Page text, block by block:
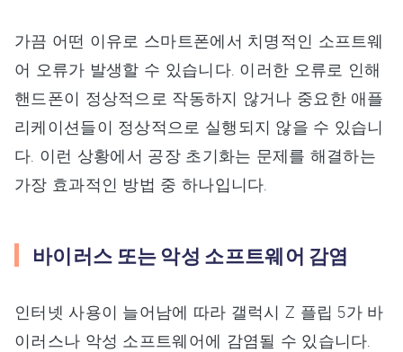
가끔 어떤 이유로 스마트폰에서 치명적인 소프트웨
어 오류가 발생할 수 있습니다. 이러한 오류로 인해
핸드폰이 정상적으로 작동하지 않거나 중요한 애플
리케이션들이 정상적으로 실행되지 않을 수 있습니
다. 이런 상황에서 공장 초기화는 문제를 해결하는
가장 효과적인 방법 중 하나입니다.
바이러스 또는 악성 소프트웨어 감염
인터넷 사용이 늘어남에 따라 갤럭시 Z 플립 5가 바
이러스나 악성 소프트웨어에 감염될 수 있습니다.